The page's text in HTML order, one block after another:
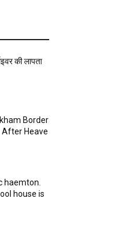
की लापता
Border
After Heave
haemton.
house is